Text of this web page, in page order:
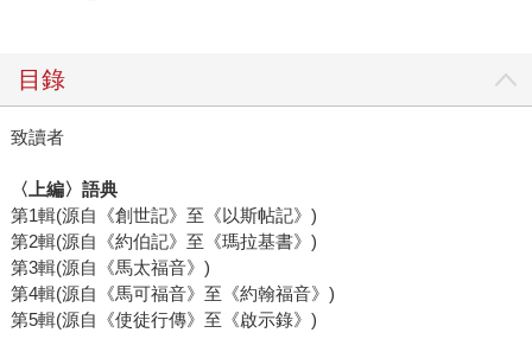
目錄
致讀者
〈上編〉語典
第1輯(源自《創世記》至《以斯帖記》)
第2輯(源自《約伯記》至《瑪拉基書》)
第3輯(源自《馬太福音》)
第4輯(源自《馬可福音》至《約翰福音》)
第5輯(源自《使徒行傳》至《啟示錄》)